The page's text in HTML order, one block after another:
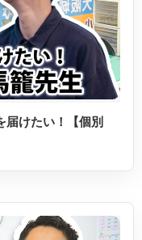
届けたい！【個別